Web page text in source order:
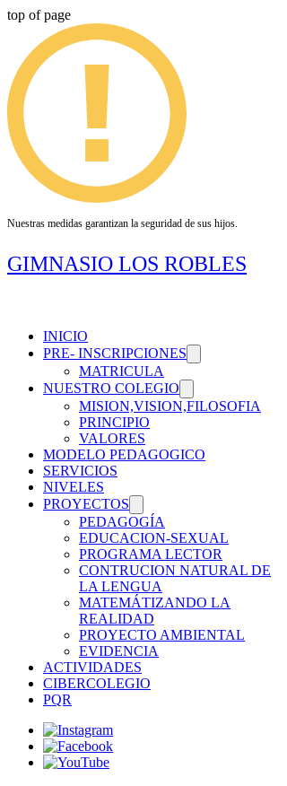
top of page
Nuestras medidas garantizan la seguridad de sus hijos.
GIMNASIO LOS ROBLES
INICIO
PRE- INSCRIPCIONES
MATRICULA
NUESTRO COLEGIO
MISION,VISION,FILOSOFIA
PRINCIPIO
VALORES
MODELO PEDAGOGICO
SERVICIOS
NIVELES
PROYECTOS
PEDAGOGÍA
EDUCACION-SEXUAL
PROGRAMA LECTOR
CONTRUCION NATURAL DE
LA LENGUA
MATEMÁTIZANDO LA
REALIDAD
PROYECTO AMBIENTAL
EVIDENCIA
ACTIVIDADES
CIBERCOLEGIO
PQR